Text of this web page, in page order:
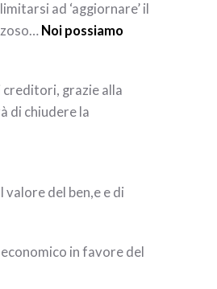
ad ‘aggiornare’ il
Noi possiamo
creditori, grazie alla
di chiudere la
del ben,e e di
in favore del